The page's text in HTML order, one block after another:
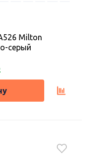
Milton
серый